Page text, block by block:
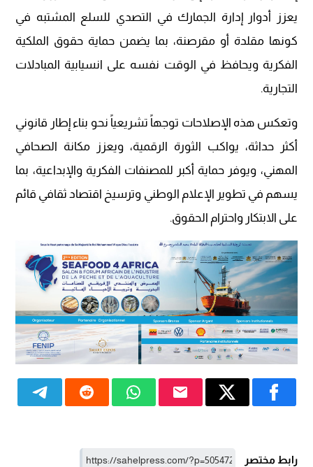
يعزز أدوار إدارة الجمارك في التصدي للسلع المشتبه في
كونها مقلدة أو مقرصنة، بما يضمن حماية حقوق الملكية
الفكرية ويحافظ في الوقت نفسه على انسيابية المبادلات
التجارية.
وتعكس هذه الإصلاحات توجهاً تشريعياً نحو بناء إطار قانوني
أكثر حداثة، يواكب الثورة الرقمية، ويعزز مكانة الصحافي
المهني، ويوفر حماية أكبر للمصنفات الفكرية والإبداعية، بما
يسهم في تطوير الإعلام الوطني وترسيخ اقتصاد ثقافي قائم
على الابتكار واحترام الحقوق.
رابط مختصر